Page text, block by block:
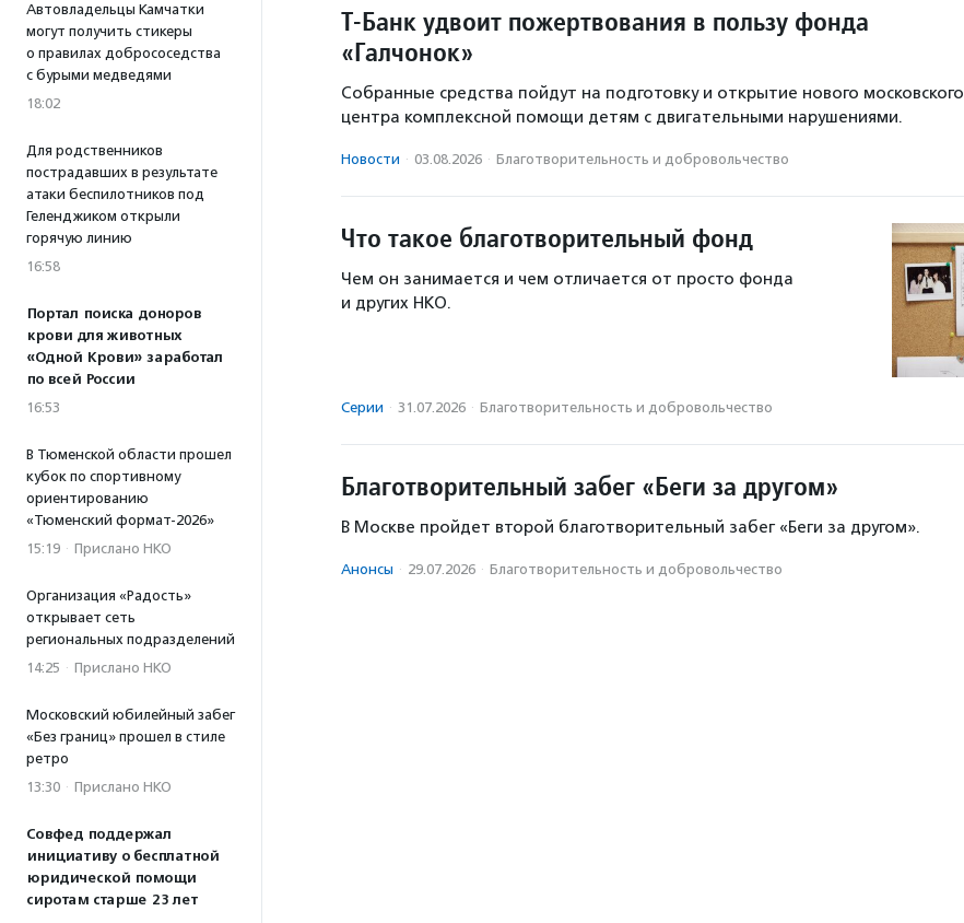
Автовладельцы Камчатки
могут получить стикеры
о правилах добрососедства
с бурыми медведями
18:02
Для родственников
пострадавших в результате
атаки беспилотников под
Геленджиком открыли
горячую линию
16:58
Портал поиска доноров
крови для животных
«Одной Крови» заработал
по всей России
16:53
В Тюменской области прошел
кубок по спортивному
ориентированию
«Тюменский формат-2026»
15:19 · Прислано НКО
Организация «Радость»
открывает сеть
региональных подразделений
14:25 · Прислано НКО
Московский юбилейный забег
«Без границ» прошел в стиле
ретро
13:30 · Прислано НКО
Совфед поддержал
инициативу о бесплатной
юридической помощи
сиротам старше 23 лет
Т-Банк удвоит пожертвования в пользу фонда
«Галчонок»
Собранные средства пойдут на подготовку и открытие нового московского
центра комплексной помощи детям с двигательными нарушениями.
Новости · 03.08.2026 · Благотвори­тель­ность и доброволь­чест­во
Что такое благотворительный фонд
Чем он занимается и чем отличается от просто фонда
и других НКО.
Серии · 31.07.2026 · Благотвори­тель­ность и доброволь­чест­во
Благотворительный забег «Беги за другом»
В Москве пройдет второй благотворительный забег «Беги за другом».
Анонсы · 29.07.2026 · Благотвори­тель­ность и доброволь­чест­во